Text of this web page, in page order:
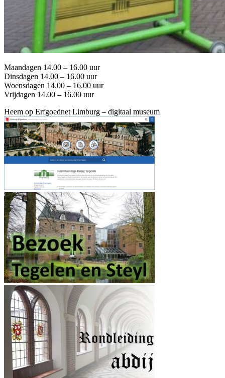
Maandagen 14.00 – 16.00 uur
Dinsdagen 14.00 – 16.00 uur
Woensdagen 14.00 – 16.00 uur
Vrijdagen 14.00 – 16.00 uur
Heem op Erfgoednet Limburg – digitaal museum